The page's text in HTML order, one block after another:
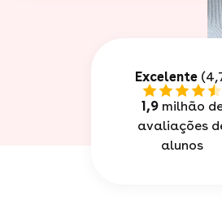
Excelente
1,9milhão
avaliações
alunos